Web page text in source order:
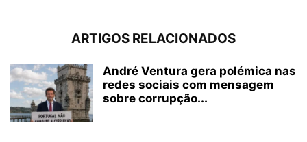
ARTIGOS RELACIONADOS
André Ventura gera polémica nas
redes sociais com mensagem
sobre corrupção...